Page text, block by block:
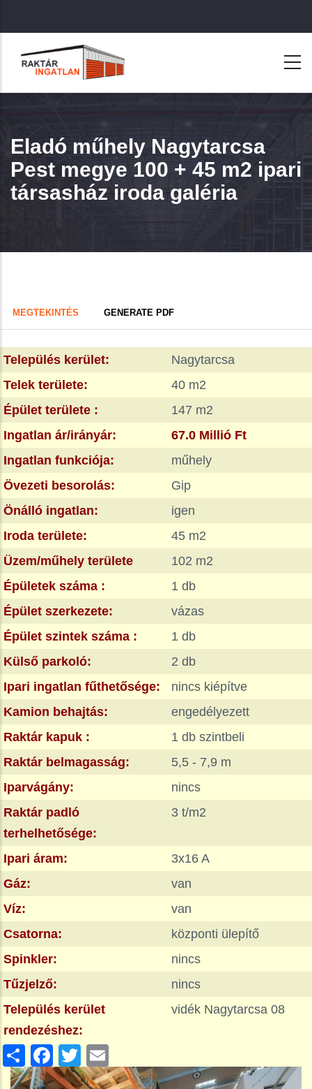
a
tartalomra
Eladó műhely Nagytarcsa
Pest megye 100 + 45 m2 ipari
társasház iroda galéria
Primary
tabs
MEGTEKINTÉS (AKTÍVGENERATE PDF
Település kerület:
Nagytarcsa
Telek területe:
40 m2
Épület területe :
147 m2
Ingatlan ár/irányár:
67.0 Millió Ft
Ingatlan funkciója:
műhely
Övezeti besorolás:
Gip
Önálló ingatlan:
igen
Iroda területe:
45 m2
Üzem/műhely területe
102 m2
Épületek száma :
1 db
Épület szerkezete:
vázas
Épület szintek száma :
1 db
Külső parkoló:
2 db
Ipari ingatlan fűthetősége:
nincs kiépítve
Kamion behajtás:
engedélyezett
Raktár kapuk :
1 db szintbeli
Raktár belmagasság:
5,5 - 7,9 m
Iparvágány:
nincs
Raktár padló
terhelhetősége:
3 t/m2
Ipari áram:
3x16 A
Gáz:
van
Víz:
van
Csatorna:
központi ülepítő
Spinkler:
nincs
Tűzjelző:
nincs
Település kerület
rendezéshez:
vidék Nagytarcsa 08
ShareFacebook
Twitter